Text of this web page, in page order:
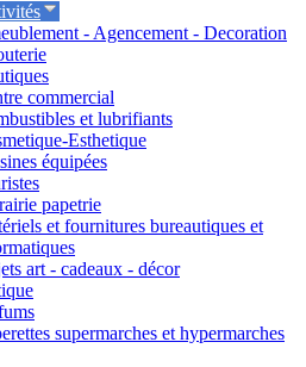
- Agencement - Decoration
commercial
et lubrifiants
Esthetique
équipées
papetrie
et fournitures bureautiques et
art - cadeaux - décor
supermarches et hypermarches